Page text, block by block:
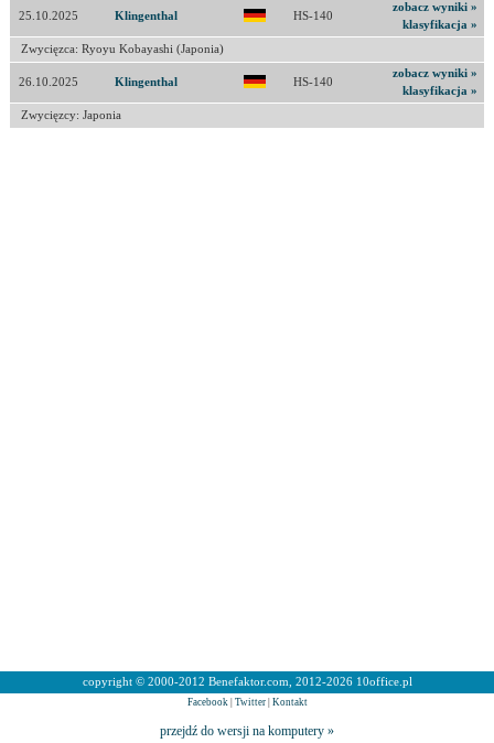
25.10.2025 Klingenthal HS-140
zobacz wyniki »
klasyfikacja »
Zwycięzca: Ryoyu Kobayashi (Japonia)
26.10.2025 Klingenthal HS-140
zobacz wyniki »
klasyfikacja »
Zwycięzcy: Japonia
copyright © 2000-2012 Benefaktor.com, 2012-2026 10office.pl
Facebook| Twitter| Kontakt
przejdź do wersji na komputery »